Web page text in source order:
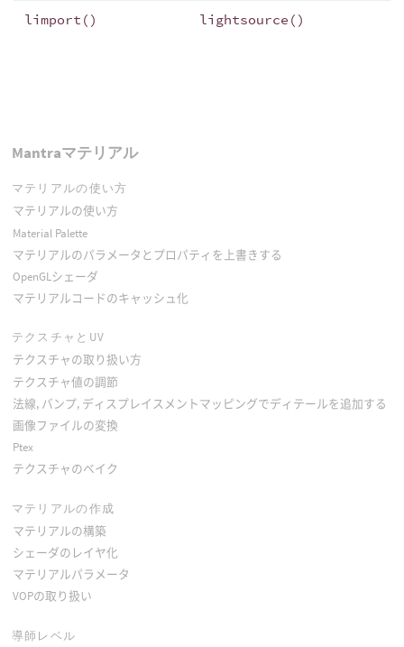
limport() lightsource()
Mantraマテリアル
マテリアルの使い方
マテリアルの使い方
Material Palette
マテリアルのパラメータとプロパティを上書きする
OpenGLシェーダ
マテリアルコードのキャッシュ化
テクスチャとUV
テクスチャの取り扱い方
テクスチャ値の調節
法線, バンプ, ディスプレイスメントマッピングでディテールを追加する
画像ファイルの変換
Ptex
テクスチャのベイク
マテリアルの作成
マテリアルの構築
シェーダのレイヤ化
マテリアルパラメータ
VOPの取り扱い
導師レベル